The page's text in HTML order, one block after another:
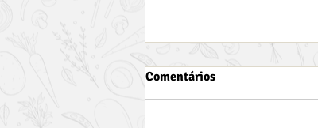
Comentários